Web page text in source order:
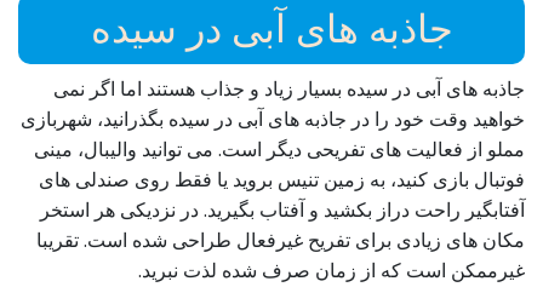
جاذبه های آبی در سیده
جاذبه های آبی در سیده بسیار زیاد و جذاب هستند اما اگر نمی
خواهید وقت خود را در جاذبه های آبی در سیده بگذرانید، شهربازی
مملو از فعالیت های تفریحی دیگر است. می توانید والیبال، مینی
فوتبال بازی کنید، به زمین تنیس بروید یا فقط روی صندلی های
آفتابگیر راحت دراز بکشید و آفتاب بگیرید. در نزدیکی هر استخر
مکان های زیادی برای تفریح غیرفعال طراحی شده است. تقریبا
غیرممکن است که از زمان صرف شده لذت نبرید.